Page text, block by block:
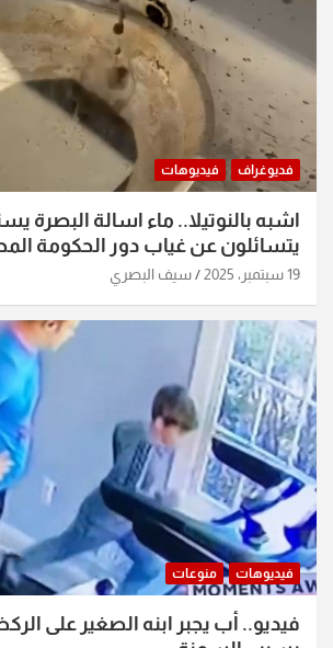
فديوغراف فيديوهات
اشبه بالنوتيلا.. ماء اسالة البصرة
يتسائلون عن غياب دور الحكومة
19 سبتمبر، 2025 سيف البصري
فيديوهات منوعات
فيديو.. أب يجبر ابنه الصغير على